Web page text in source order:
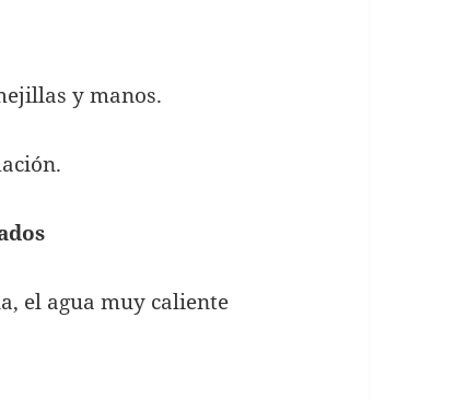
y manos.
el agua muy caliente